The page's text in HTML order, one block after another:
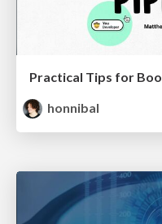
honnibal